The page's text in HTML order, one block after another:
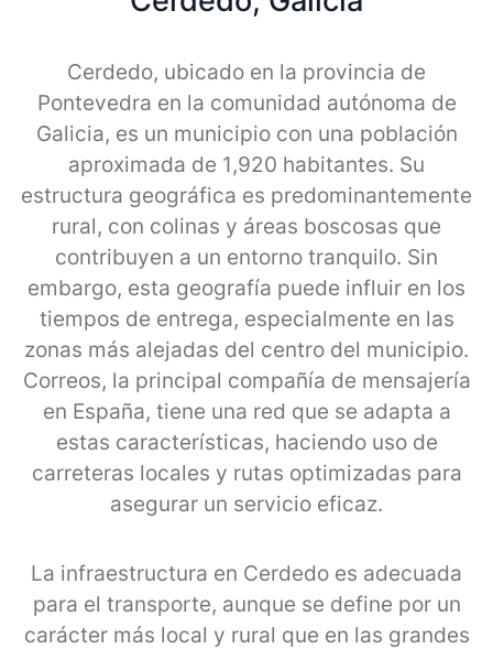
Cerdedo, ubicado en la provincia de
Pontevedra en la comunidad autónoma de
Galicia, es un municipio con una población
aproximada de 1,920 habitantes. Su
estructura geográfica es predominantemente
rural, con colinas y áreas boscosas que
contribuyen a un entorno tranquilo. Sin
embargo, esta geografía puede influir en los
tiempos de entrega, especialmente en las
zonas más alejadas del centro del municipio.
Correos, la principal compañía de mensajería
en España, tiene una red que se adapta a
estas características, haciendo uso de
carreteras locales y rutas optimizadas para
asegurar un servicio eficaz.
La infraestructura en Cerdedo es adecuada
para el transporte, aunque se define por un
carácter más local y rural que en las grandes